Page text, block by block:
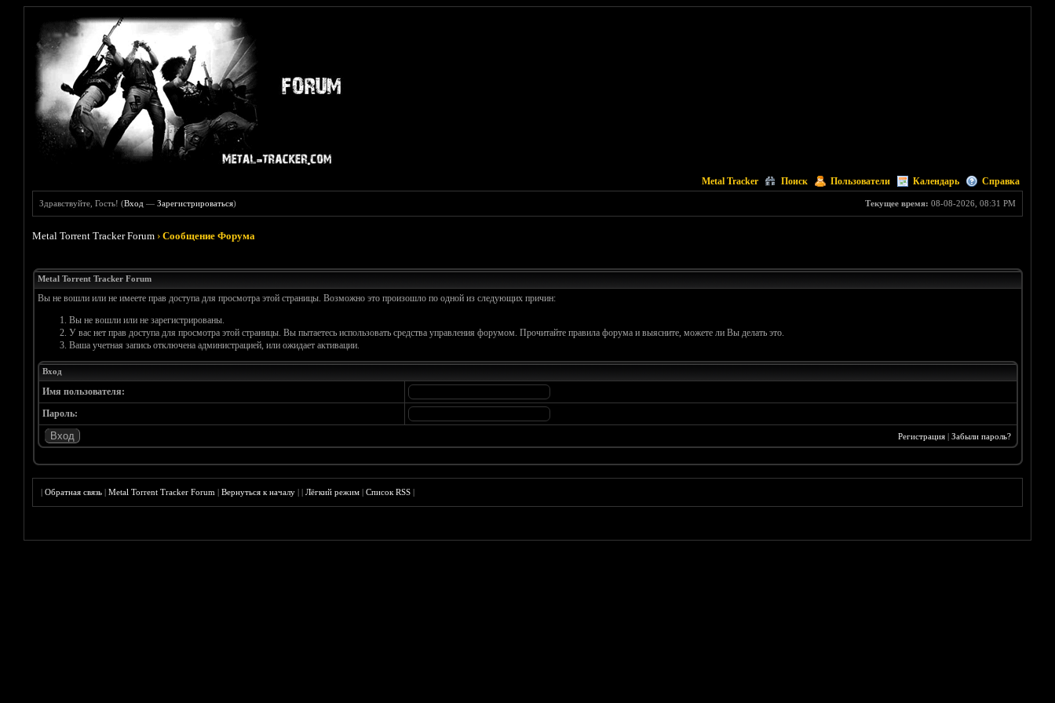
Metal Tracker Поиск Пользователи Календарь Справка
Текущее время: 08-08-2026, 08:31 PM
Здравствуйте, Гость! (Вход —Зарегистрироваться)
Metal Torrent Tracker Forum ›Сообщение Форума
Metal Torrent Tracker Forum
Вы не вошли или не имеете прав доступа для просмотра этой страницы. Возможно это произошло по одной из следующих причин:
Вы не вошли или не зарегистрированы.
У вас нет прав доступа для просмотра этой страницы. Вы пытаетесь использовать средства управления форумом. Прочитайте правила форума и выясните, можете ли Вы делать это.
Ваша учетная запись отключена администрацией, или ожидает активации.
Вход
Имя пользователя:
Пароль:
Регистрация| Забыли пароль?
|Обратная связь |Metal Torrent Tracker Forum |Вернуться к началу ||Лёгкий режим |Список RSS |